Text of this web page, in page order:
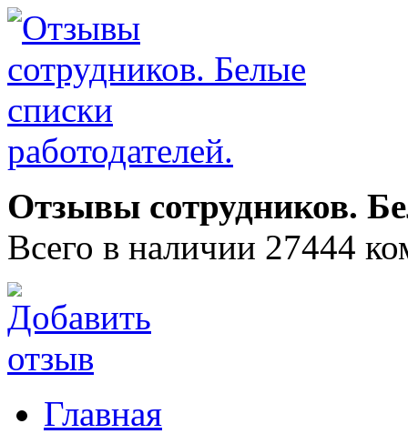
Отзывы сотрудников.
Всего в наличии 27444
Главная